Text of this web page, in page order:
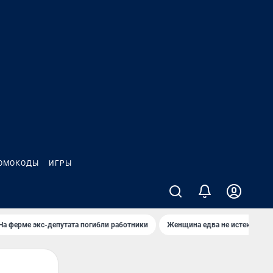
ИГРЫ
ферме экс-депутата погибли работники Женщина едва не истекла